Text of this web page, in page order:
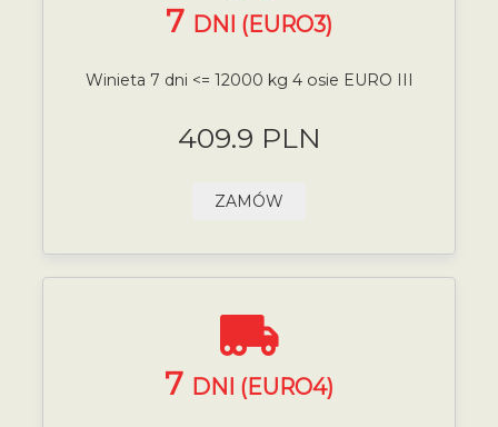
7 DNI (EURO3)
Winieta 7 dni <= 12000 kg 4 osie EURO III
409.9 PLN
ZAMÓW
7 DNI (EURO4)